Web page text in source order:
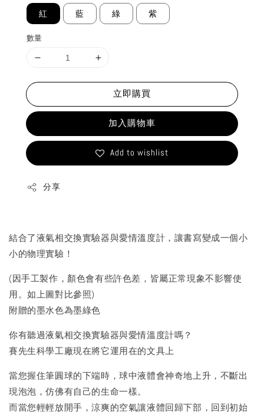
紅 藍 綠 紫
數量
立即購買
加入購物車
Add to wishlist
分享
結合了液氣相交換實驗器與愛情溫度計，讓書寫變成一個小
小的物理實驗！
(因手工製作，顏色會有些許色差，皆屬正常現象不影響使
用。如上圖對比參照)
附贈的墨水色為墨綠色
你有聽過液氣相交換實驗器與愛情溫度計嗎？
賽先生科學工廠現在將它運用在的文具上
當您握住筆圓球的下端時，球中液體會神奇地上升，不斷出
現泡泡，仿佛有自己的生命一樣。
而當您輕輕放開手，涼爽的空氣讓液體回歸下部，回到初始